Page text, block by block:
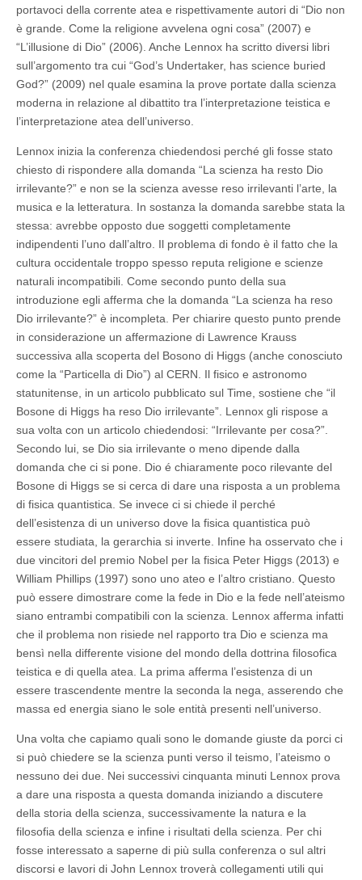
portavoci della corrente atea e rispettivamente autori di “Dio non
è grande. Come la religione avvelena ogni cosa” (2007) e
“L’illusione di Dio” (2006). Anche Lennox ha scritto diversi libri
sull’argomento tra cui “God’s Undertaker, has science buried
God?” (2009) nel quale esamina la prove portate dalla scienza
moderna in relazione al dibattito tra l’interpretazione teistica e
l’interpretazione atea dell’universo.
Lennox inizia la conferenza chiedendosi perché gli fosse stato
chiesto di rispondere alla domanda “La scienza ha resto Dio
irrilevante?” e non se la scienza avesse reso irrilevanti l’arte, la
musica e la letteratura. In sostanza la domanda sarebbe stata la
stessa: avrebbe opposto due soggetti completamente
indipendenti l’uno dall’altro. Il problema di fondo è il fatto che la
cultura occidentale troppo spesso reputa religione e scienze
naturali incompatibili. Come secondo punto della sua
introduzione egli afferma che la domanda “La scienza ha reso
Dio irrilevante?” è incompleta. Per chiarire questo punto prende
in considerazione un affermazione di Lawrence Krauss
successiva alla scoperta del Bosono di Higgs (anche conosciuto
come la “Particella di Dio”) al CERN. Il fisico e astronomo
statunitense, in un articolo pubblicato sul Time, sostiene che “il
Bosone di Higgs ha reso Dio irrilevante”. Lennox gli rispose a
sua volta con un articolo chiedendosi: “Irrilevante per cosa?”.
Secondo lui, se Dio sia irrilevante o meno dipende dalla
domanda che ci si pone. Dio é chiaramente poco rilevante del
Bosone di Higgs se si cerca di dare una risposta a un problema
di fisica quantistica. Se invece ci si chiede il perché
dell’esistenza di un universo dove la fisica quantistica può
essere studiata, la gerarchia si inverte. Infine ha osservato che i
due vincitori del premio Nobel per la fisica Peter Higgs (2013) e
William Phillips (1997) sono uno ateo e l’altro cristiano. Questo
può essere dimostrare come la fede in Dio e la fede nell’ateismo
siano entrambi compatibili con la scienza. Lennox afferma infatti
che il problema non risiede nel rapporto tra Dio e scienza ma
bensì nella differente visione del mondo della dottrina filosofica
teistica e di quella atea. La prima afferma l’esistenza di un
essere trascendente mentre la seconda la nega, asserendo che
massa ed energia siano le sole entità presenti nell’universo.
Una volta che capiamo quali sono le domande giuste da porci ci
si può chiedere se la scienza punti verso il teismo, l’ateismo o
nessuno dei due. Nei successivi cinquanta minuti Lennox prova
a dare una risposta a questa domanda iniziando a discutere
della storia della scienza, successivamente la natura e la
filosofia della scienza e infine i risultati della scienza. Per chi
fosse interessato a saperne di più sulla conferenza o sul altri
discorsi e lavori di John Lennox troverà collegamenti utili qui